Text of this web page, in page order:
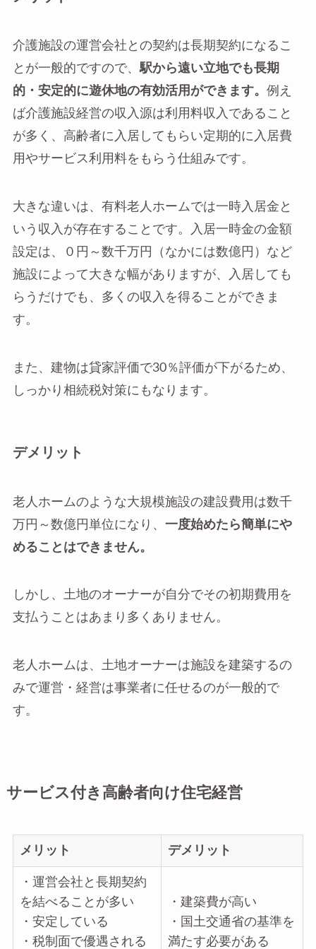
介護施設の運営会社との契約は長期契約になるこ
とが一般的ですので、駅から遠い立地でも長期
的・安定的に遊休地の有効活用ができます。 例え
ば介護施設経営の収入源は利用料収入であること
が多く、高齢者に入居してもらい定期的に入居費
用やサービス利用料をもらう仕組みです。
大きな違いは、有料老人ホームでは一時入居金と
いう収入が存在することです。入居一時金の金額
設定は、０円～数千万円（なかには数億円）など
施設によって大きな幅がありますが、入居しても
らうだけでも、多くの収入を得ることができま
す。
また、建物は貸家評価で30％評価が下がるため、
しっかり相続税対策にもなります。
デメリット
老人ホームのような大規模施設の建設費用は数千
万円～数億円単位になり、 一度始めたら簡単にや
めることはできません。
しかし、土地のオーナーが自分でその初期費用を
支払うことはあまり多くありません。
老人ホームは、土地オーナーは施設を建築するの
みで運営・経営は事業者に任せるのが一般的で
す。
サービス付き高齢者向け住宅経営
メリット デメリット
・運営会社と長期契約
を結べることが多い
・安定している
・税制面で優遇される
・建築費が高い
・国土交通省の基準を
満たす必要がある